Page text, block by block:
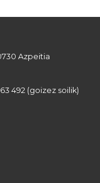
Azpeitia
492 (goizez soilik)